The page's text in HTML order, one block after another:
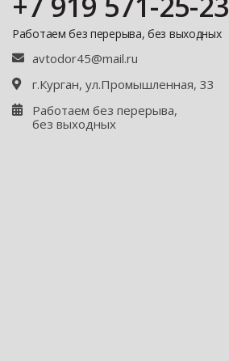
Работаем без перерыва, без выходных
avtodor45@mail.ru
г.Курган, ул.Промышленная, 33
Работаем без перерыва,
без выходных